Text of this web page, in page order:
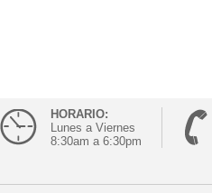
HORARIO:
Lunes a Viernes
8:30am a 6:30pm